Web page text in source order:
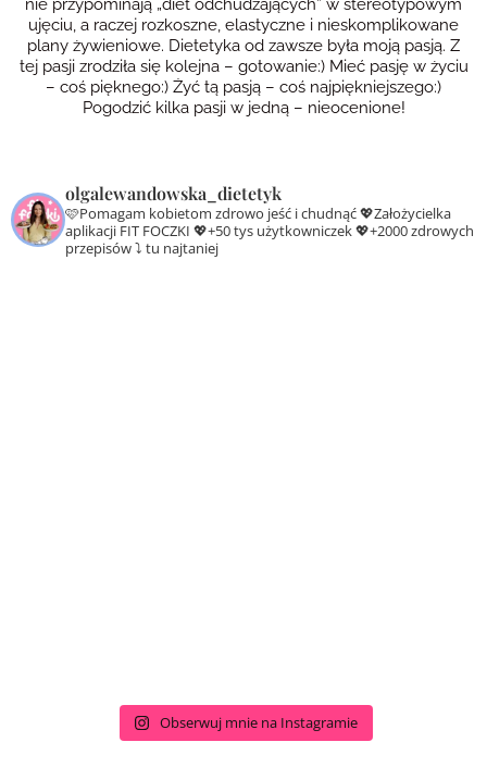
nie przypominają „diet odchudzających” w stereotypowym
ujęciu, a raczej rozkoszne, elastyczne i nieskomplikowane
plany żywieniowe. Dietetyka od zawsze była moją pasją. Z
tej pasji zrodziła się kolejna – gotowanie:) Mieć pasję w życiu
– coś pięknego:) Żyć tą pasją – coś najpiękniejszego:)
Pogodzić kilka pasji w jedną – nieocenione!
olgalewandowska_dietetyk
🩷Pomagam kobietom zdrowo jeść i chudnąć💖Założycielka
aplikacji FIT FOCZKI 💖+50 tys użytkowniczek💖+2000 zdrowych
przepisów ⤵️ tu najtaniej
Obserwuj mnie na Instagramie